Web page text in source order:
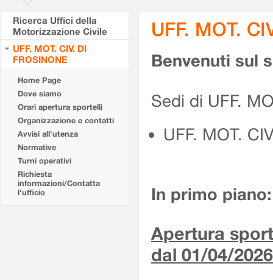
Ricerca Uffici della
Motorizzazione Civile
UFF. MOT. CIV. DI
FROSINONE
Home Page
Dove siamo
Orari apertura sportelli
Organizzazione e contatti
Avvisi all'utenza
Normative
Turni operativi
Richiesta
informazioni/Contatta
l'ufficio
UFF. MOT.
Benvenuti sul
Sedi di UFF.
UFF. MOT.
In primo piano:
Apertura
dal 01/04/2026